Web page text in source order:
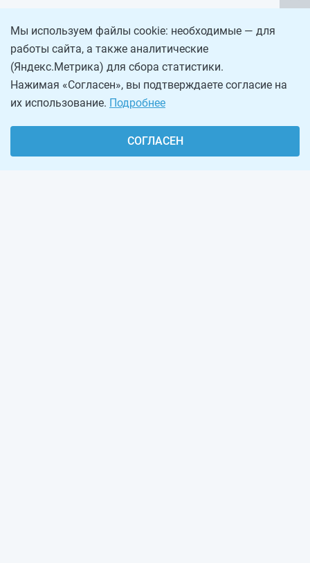
Мы используем файлы cookie: необходимые — для
работы сайта, а также аналитические
(Яндекс.Метрика) для сбора статистики.
Нажимая «Согласен», вы подтверждаете согласие на
их использование. Подробнее
СОГЛАСЕН